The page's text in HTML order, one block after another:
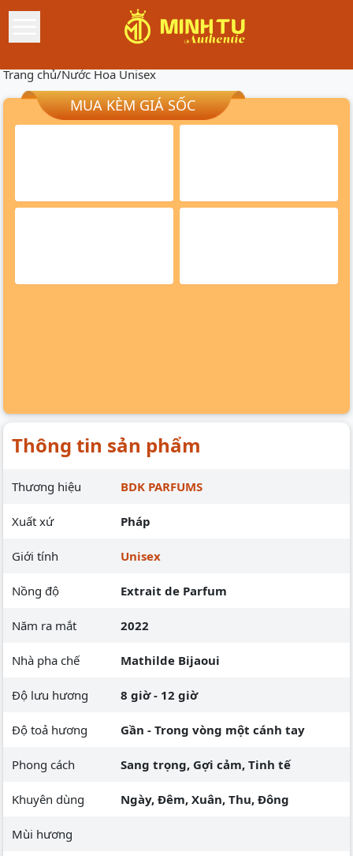
Trang chủ/Nước Hoa Unisex
MUA KÈM GIÁ SỐC
Thông tin sản phẩm
Thương hiệu BDK PARFUMS
Xuất xứ Pháp
Giới tính Unisex
Nồng độ Extrait de Parfum
Năm ra mắt 2022
Nhà pha chế Mathilde Bijaoui
Độ lưu hương 8 giờ - 12 giờ
Độ toả hương Gần - Trong vòng một cánh tay
Phong cách Sang trọng, Gợi cảm, Tinh tế
Khuyên dùng Ngày, Đêm, Xuân, Thu, Đông
Mùi hương